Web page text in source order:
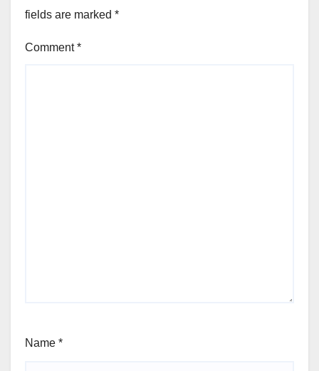
fields are marked *
Comment*
Name *